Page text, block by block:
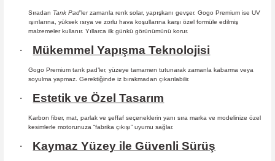
Sıradan Tank Pad’ler zamanla renk solar, yapışkanı gevşer. Gogo Premium ise UV
ışınlarına, yüksek ısıya ve zorlu hava koşullarına karşı özel formüle edilmiş
malzemeler kullanır. Yıllarca ilk günkü görünümünü korur.
· Mükemmel Yapışma Teknolojisi
Gogo Premium tank pad’ler, yüzeye tamamen tutunarak zamanla kabarma veya
soyulma yapmaz. Gerektiğinde iz bırakmadan çıkarılabilir.
· Estetik ve Özel Tasarım
Karbon fiber, mat, parlak ve şeffaf seçeneklerin yanı sıra marka ve modelinize özel
kesimlerle motorunuza “fabrika çıkışı” uyumu sağlar.
· Kaymaz Yüzey ile Güvenli Sürüş